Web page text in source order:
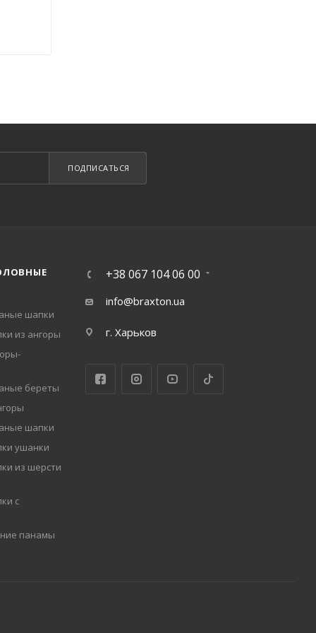
ПОДПИСАТЬСЯ
шапки
из ангоры
береты
шапки
ушанки
из шерсти
с
панамы
+38 067 104 06 00
info@braxton.ua
г. Харьков